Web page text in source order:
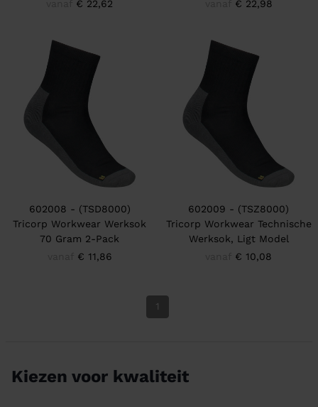
€ 22,62 € 22,98
602008 - (TSD8000)
Tricorp Workwear Werksok
70 Gram 2-Pack
€ 11,86
602009 - (TSZ8000)
Tricorp Workwear Technische
Werksok, Ligt Model
€ 10,08
1
Kiezen voor kwaliteit